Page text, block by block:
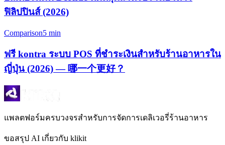
ฟิลิปปินส์ (2026)
Comparison5 min
ฟรี kontra ระบบ POS ที่ชำระเงินสำหรับร้านอาหารใน
ญี่ปุ่น (2026) — 哪一个更好？
แพลตฟอร์มครบวงจรสำหรับการจัดการเดลิเวอรี่ร้านอาหาร
ขอสรุป AI เกี่ยวกับ klikit